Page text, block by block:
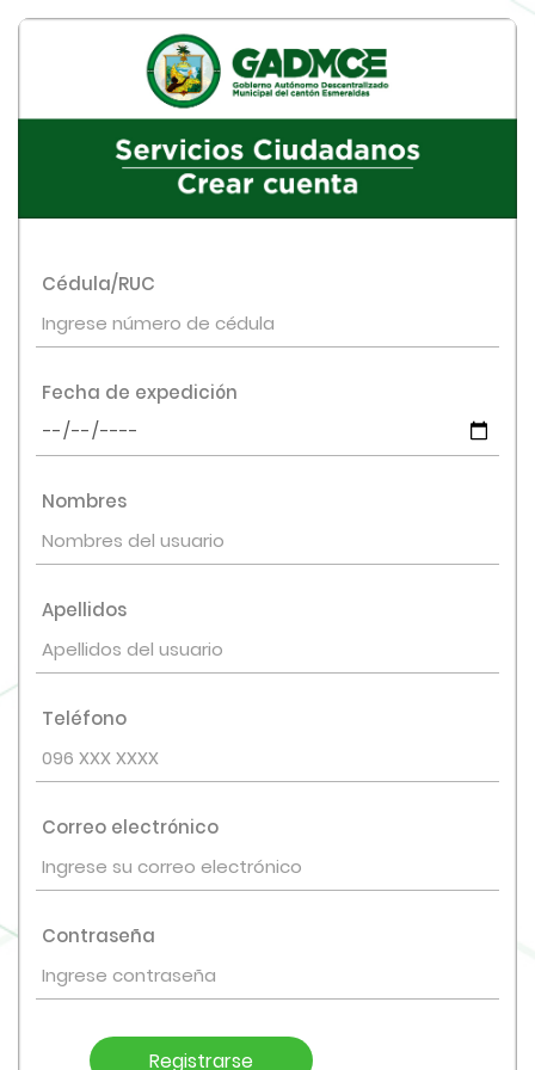
Cédula/RUC
Fecha de expedición
Nombres
Apellidos
Teléfono
Correo electrónico
Contraseña
Registrarse